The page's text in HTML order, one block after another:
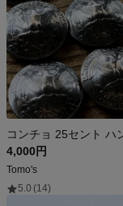
4,000円
Tomo's
5.0 (14)